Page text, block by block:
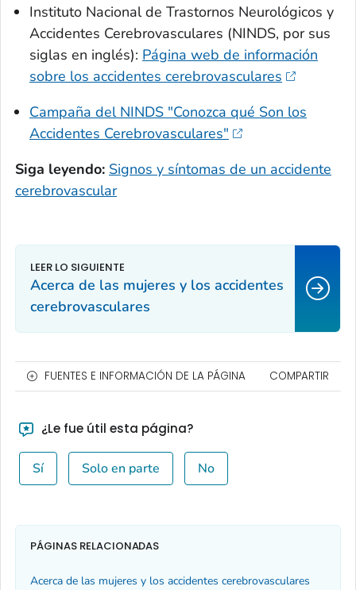
Instituto Nacional de Trastornos Neurológicos y
Accidentes Cerebrovasculares (NINDS, por sus
siglas en inglés): Página web de información
sobre los accidentes cerebrovasculares
Campaña del NINDS "Conozca qué Son los
Accidentes Cerebrovasculares"
Siga leyendo: Signos y síntomas de un accidente
cerebrovascular
Acerca de las mujeres y los accidentes
cerebrovasculares
FUENTES E INFORMACIÓN DE LA PÁGINA COMPARTIR
¿Le fue útil esta página?
Sí Solo en parte No
PÁGINAS RELACIONADAS
Acerca de las mujeres y los accidentes cerebrovasculares